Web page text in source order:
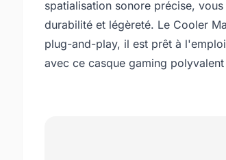
spatialisation sonore précise,
durabilité et légèreté. Le Cooler
plug-and-play, il est prêt à
avec ce casque gaming